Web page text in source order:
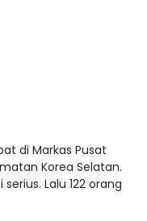
di Markas Pusat
Korea Selatan.
Lalu 122 orang